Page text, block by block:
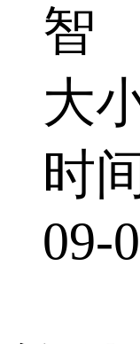
智
大
时
09-